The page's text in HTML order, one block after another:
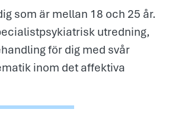
som är mellan 18 och 25 år.
utredning,
för dig med svår
inom det affektiva